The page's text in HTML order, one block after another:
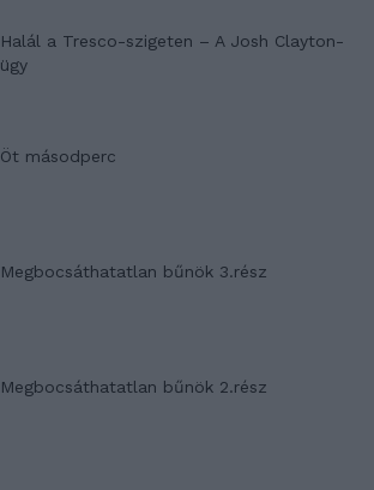
Halál a Tresco-szigeten – A Josh Clayton-
ügy
Öt másodperc
Megbocsáthatatlan bűnök 3.rész
Megbocsáthatatlan bűnök 2.rész